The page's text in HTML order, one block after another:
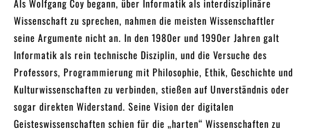
Als Wolfgang Coy begann, über Informatik als interdisziplinäre
Wissenschaft zu sprechen, nahmen die meisten Wissenschaftler
seine Argumente nicht an. In den 1980er und 1990er Jahren galt
Informatik als rein technische Disziplin, und die Versuche des
Professors, Programmierung mit Philosophie, Ethik, Geschichte und
Kulturwissenschaften zu verbinden, stießen auf Unverständnis oder
sogar direkten Widerstand. Seine Vision der digitalen
Geisteswissenschaften schien für die „harten“ Wissenschaften zu